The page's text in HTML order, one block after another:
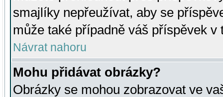
smajlíky nepřeužívat, aby se
může také případně váš příspěvek v
Návrat nahoru
Mohu přidávat obrázky?
Obrázky se mohou zobrazovat ve